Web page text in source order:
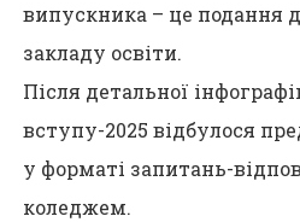
випускника – це подання
закладу освіти.
Після детальної
вступу-2025 відбулося
у форматі запитань-
коледжем.